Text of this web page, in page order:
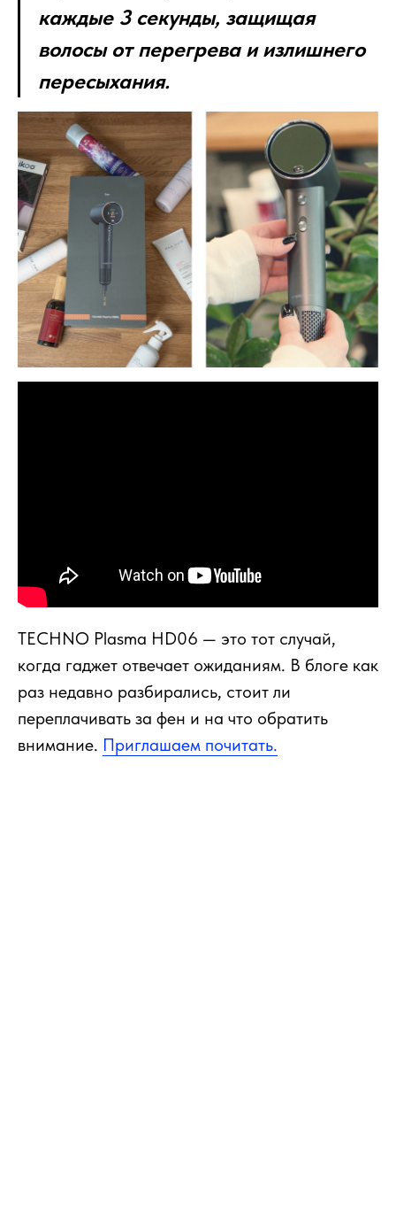
каждые 3 секунды, защищая
волосы от перегрева и излишнего
пересыхания.
TECHNO Plasma HD06 — это тот случай,
когда гаджет отвечает ожиданиям. В блоге как
раз недавно разбирались, стоит ли
переплачивать за фен и на что обратить
внимание. Приглашаем почитать.